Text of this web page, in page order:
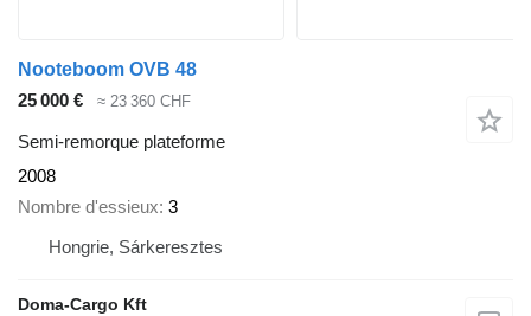
Nooteboom OVB 48
25 000 €
≈ 23 360 CHF
Semi-remorque plateforme
2008
Nombre d'essieux 3
Hongrie, Sárkeresztes
Doma-Cargo Kft